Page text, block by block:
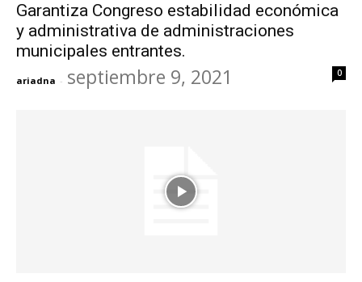
Garantiza Congreso estabilidad económica
y administrativa de administraciones
municipales entrantes.
ariadna - septiembre 9, 2021 0